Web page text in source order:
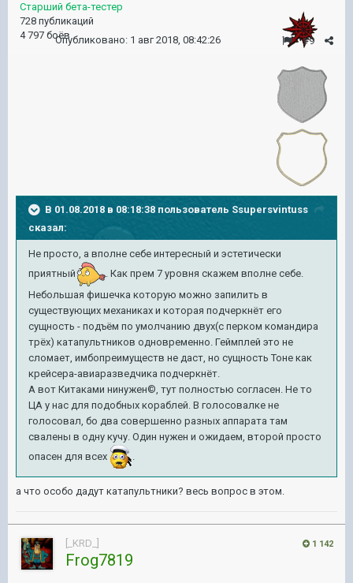
Старший бета-тестер
728 публикаций
4 797 боёв
#9
Опубликовано: 1 авг 2018, 08:42:26
В 01.08.2018 в 08:18:38 пользователь Ssupersvintuss
сказал:
Не просто, а вполне себе интересный и эстетически
приятный
. Как прем 7 уровня скажем вполне себе.
Небольшая фишечка которую можно запилить в
существующих механиках и которая подчеркнёт его
сущность - подъём по умолчанию двух(с перком командира
трёх) катапультников одновременно. Геймплей это не
сломает, имбопреимуществ не даст, но сущность Тоне как
крейсера-авиаразведчика подчеркнёт.
А вот Китаками нинужен©, тут полностью согласен. Не то
ЦА у нас для подобных кораблей. В голосовалке не
голосовал, бо два совершенно разных аппарата там
свалены в одну кучу. Один нужен и ожидаем, второй просто
опасен для всех
.
а что особо дадут катапультники? весь вопрос в этом.
1 142
[_KRD_]
Frog7819